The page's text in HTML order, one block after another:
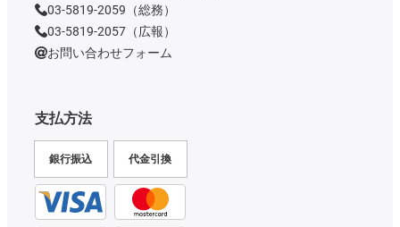
支払方法
銀行振込 代金引換
03-5819-2059（総務）
03-5819-2057（広報）
お問い合わせフォーム